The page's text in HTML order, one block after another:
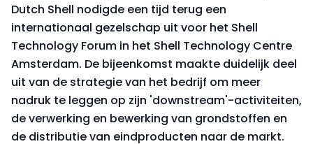
Dutch Shell nodigde een tijd terug een
internationaal gezelschap uit voor het Shell
Technology Forum in het Shell Technology Centre
Amsterdam. De bijeenkomst maakte duidelijk deel
uit van de strategie van het bedrijf om meer
nadruk te leggen op zijn 'downstream'-activiteiten,
de verwerking en bewerking van grondstoffen en
de distributie van eindproducten naar de markt.